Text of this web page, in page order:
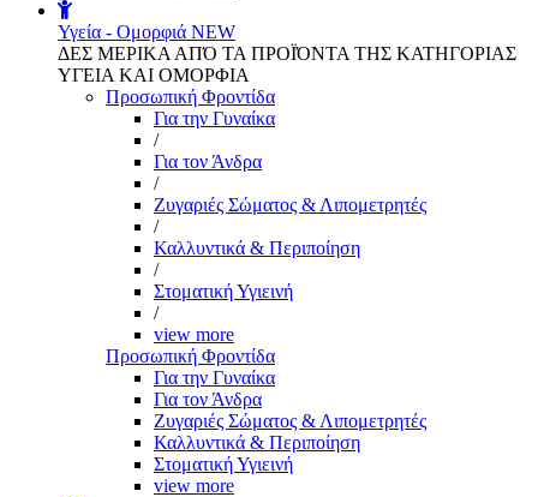
Υγεία - Ομορφιά NEW
ΔΕΣ ΜΕΡΙΚΑ ΑΠΌ ΤΑ ΠΡΟΪΌΝΤΑ ΤΗΣ ΚΑΤΗΓΟΡΙΑΣ
ΥΓΕΙΑ ΚΑΙ ΟΜΟΡΦΙΑ
Προσωπική Φροντίδα
Για την Γυναίκα
/
Για τον Άνδρα
/
Ζυγαριές Σώματος & Λιπομετρητές
/
Καλλυντικά & Περιποίηση
/
Στοματική Υγιεινή
/
view more
Προσωπική Φροντίδα
Για την Γυναίκα
Για τον Άνδρα
Ζυγαριές Σώματος & Λιπομετρητές
Καλλυντικά & Περιποίηση
Στοματική Υγιεινή
view more